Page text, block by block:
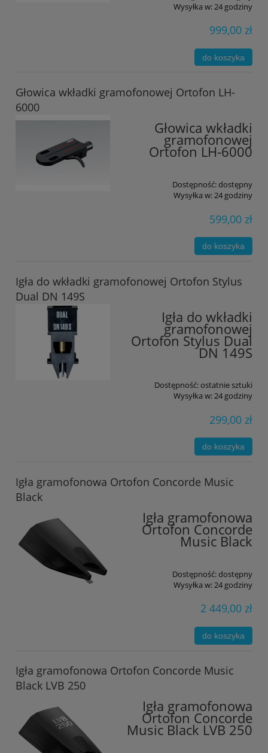
Wysyłka w:24 godziny
999,00 zł
do koszyka
Głowica wkładki gramofonowej Ortofon LH-
6000
Głowica wkładki
gramofonowej
Ortofon LH-6000
Dostępność:dostępny
Wysyłka w:24 godziny
599,00 zł
do koszyka
Igła do wkładki gramofonowej Ortofon Stylus
Dual DN 149S
Igła do wkładki
gramofonowej
Ortofon Stylus Dual
DN 149S
Dostępność:ostatnie sztuki
Wysyłka w:24 godziny
299,00 zł
do koszyka
Igła gramofonowa Ortofon Concorde Music
Black
Igła gramofonowa
Ortofon Concorde
Music Black
Dostępność:dostępny
Wysyłka w:24 godziny
2 449,00 zł
do koszyka
Igła gramofonowa Ortofon Concorde Music
Black LVB 250
Igła gramofonowa
Ortofon Concorde
Music Black LVB 250